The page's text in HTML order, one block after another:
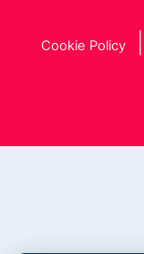
Cookie Policy